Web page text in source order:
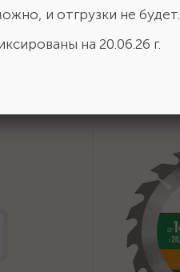
и отгрузки не будет.
на 20.06.26 г.